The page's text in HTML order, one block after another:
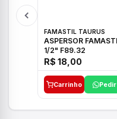
FAMASTIL TAURUS
ASPERSOR FAMASTIL
1/2" F89.32
R$ 18,00
Carrinho Pedir